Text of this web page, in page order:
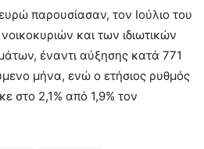
παρουσίασαν, τον Ιούλιο του
και των ιδιωτικών
έναντι αύξησης κατά 771
μήνα, ενώ ο ετήσιος ρυθμός
στο 2,1% από 1,9% τον